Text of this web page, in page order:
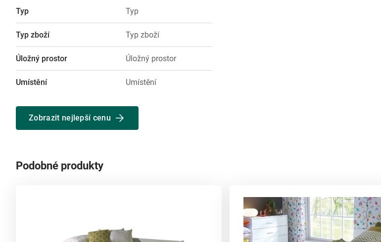
Typ Typ
Typ zboží Typ zboží
Úložný prostor Úložný prostor
Umístění Umístění
Zobrazit nejlepší cenu
Podobné produkty